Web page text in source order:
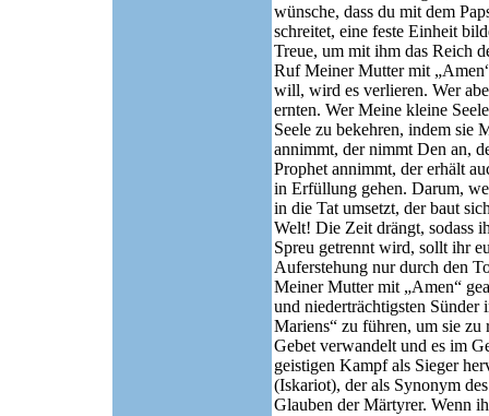
wünsche, dass du mit dem
schreitet, eine feste Einheit
Treue, um mit ihm das Reich
Ruf Meiner Mutter mit
will, wird es verlieren. Wer
ernten. Wer Meine kleine
Seele zu bekehren, indem
annimmt, der nimmt Den an,
Prophet annimmt, der erhält
in Erfüllung gehen. Darum,
in die Tat umsetzt, der baut
Welt! Die Zeit drängt, sodass
Spreu getrennt wird, sollt ihr
Auferstehung nur durch den
Meiner Mutter mit „Amen“
und niederträchtigsten Sünder
Mariens“ zu führen, um sie
Gebet verwandelt und es im
geistigen Kampf als Sieger
(Iskariot), der als Synonym
Glauben der Märtyrer. Wenn